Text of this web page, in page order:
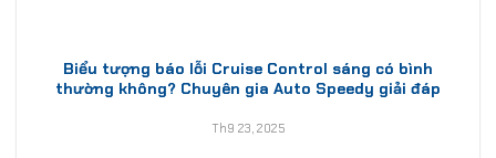
Biểu tượng báo lỗi Cruise Control sáng có bình
thường không? Chuyên gia Auto Speedy giải đáp
Th9 23, 2025